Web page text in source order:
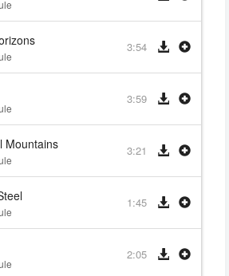
3:54
3:59
Mountains 3:21
1:45
2:05